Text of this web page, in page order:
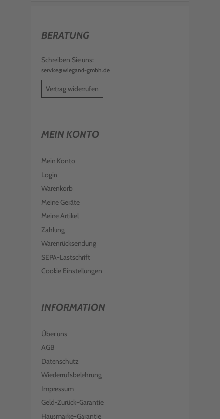
BERATUNG
Schreiben Sie uns:
service@wiegand-gmbh.de
Vertrag widerrufen
MEIN KONTO
Mein Konto
Login
Warenkorb
Meine Geräte
Meine Artikel
Zahlung
Warenrücksendung
SEPA-Lastschrift
Cookie Einstellungen
INFORMATION
Über uns
AGB
Datenschutz
Wiederrufsbelehrung
Impressum
Geld-Zurück-Garantie
Hausmarke-Garantie